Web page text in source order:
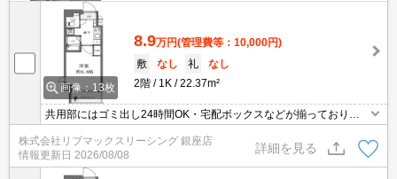
画像：13枚
8.9万円(管理費等：10,000円)
敷
なし 礼
なし
2階
1K 22.37m²
共用部にはゴミ出し24時間OK・宅配ボックスなどが揃っておりま
す。収納はシューズボックス・クロゼットなど豊富なので、衣類や
履き物の整理がしやすく便利です。室内設備は浴室乾燥機・洗面化
粧台などが揃っているので、快適に過ごしやすいお部屋になりま
す。間取りが1Kでよく自炊をする方にも嬉しい物件です。
株式会社リブマックスリーシング 銀座店
情報更新日 2026/08/08
詳細を見る